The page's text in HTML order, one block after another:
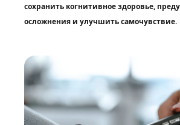
сохранить когнитивное здоровье,
осложнения и улучшить самочувствие.